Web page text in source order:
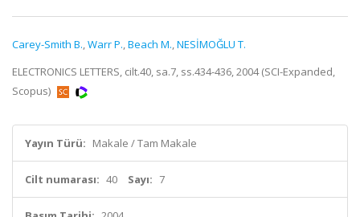
Carey-Smith B.,Warr P.,Beach M.,NESİMOĞLU T.
ELECTRONICS LETTERS, cilt.40, sa.7, ss.434-436, 2004 (SCI-Expanded,
Scopus)
Yayın Türü: Makale / Tam Makale
Cilt numarası: 40 Sayı: 7